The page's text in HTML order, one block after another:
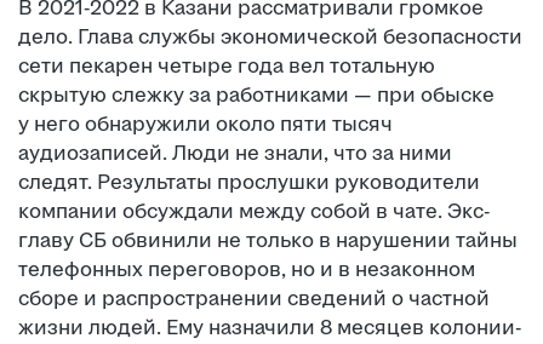
В 2021-2022 в Казани рассматривали громкое
дело. Глава службы экономической безопасности
сети пекарен четыре года вел тотальную
скрытую слежку за работниками — при обыске
у него обнаружили около пяти тысяч
аудиозаписей. Люди не знали, что за ними
следят. Результаты прослушки руководители
компании обсуждали между собой в чате. Экс-
главу СБ обвинили не только в нарушении тайны
телефонных переговоров, но и в незаконном
сборе и распространении сведений о частной
жизни людей. Ему назначили 8 месяцев колонии-